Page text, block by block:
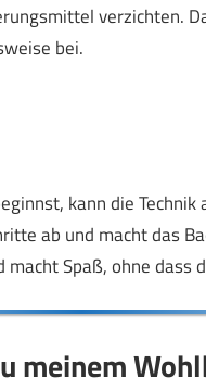
verzichten.
bei.
kann die
ab und macht das
Spaß, ohne dass
meinem